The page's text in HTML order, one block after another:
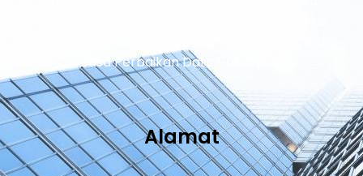
Jasa Perbaikan Data Hak Cipta.
Alamat